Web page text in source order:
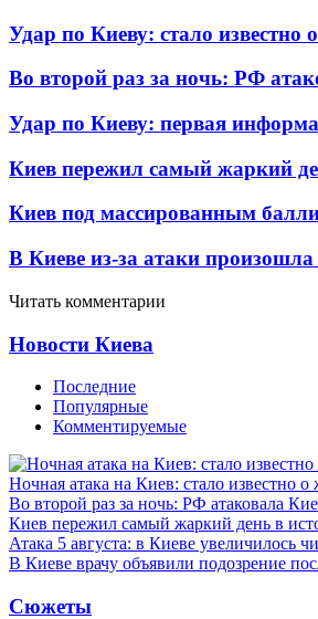
Удар по Киеву: стало известно
Во второй раз за ночь: РФ
Удар по Киеву: первая
Киев пережил самый жаркий
Киев под массированным
В Киеве из-за атаки
Читать комментарии
Новости Киева
Последние
Популярные
Комментируемые
Ночная атака на Киев: стало известно о
Во второй раз за ночь: РФ атаковала
Киев пережил самый жаркий день в
Атака 5 августа: в Киеве увеличилось
В Киеве врачу объявили подозрение
Сюжеты